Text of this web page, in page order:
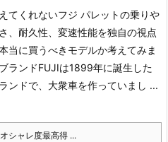
てくれないフジ パレットの乗りや
、耐久性、変速性能を独自の視点
当に買うべきモデルか考えてみま
ランドFUJIは1899年に誕生した
ンドで、大衆車を作っていまし ...
オシャレ度最高得 ...